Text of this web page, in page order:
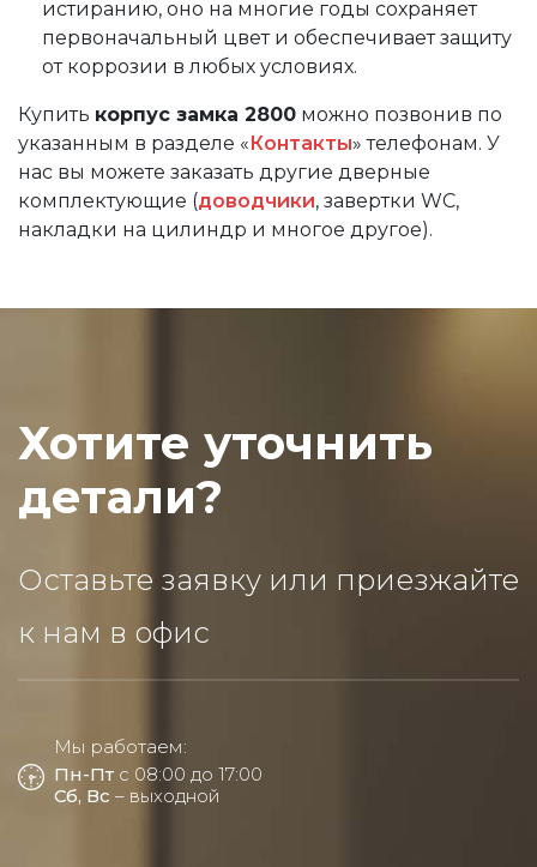
истиранию, оно на многие годы сохраняет
первоначальный цвет и обеспечивает защиту
от коррозии в любых условиях.
Купить корпус замка 2800 можно позвонив по
указанным в разделе «Контакты» телефонам. У
нас вы можете заказать другие дверные
комплектующие (доводчики, завертки WC,
накладки на цилиндр и многое другое).
Хотите уточнить
детали?
Оставьте заявку или приезжайте
к нам в офис
Мы работаем:
Пн-Пт с 08:00 до 17:00
Сб, Вс – выходной